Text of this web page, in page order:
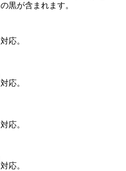
の黒が含まれます。
対応。
対応。
対応。
対応。